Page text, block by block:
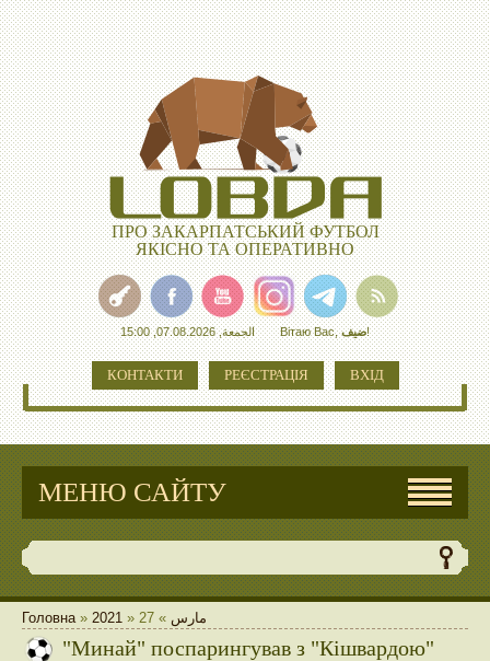
ПРО ЗАКАРПАТСЬКИЙ ФУТБОЛ
ЯКІСНО ТА ОПЕРАТИВНО
الجمعة, 07.08.2026, 15:00 Вітаю Вас,ضيف!
КОНТАКТИ РЕЄСТРАЦІЯ ВХІД
МЕНЮ САЙТУ
Головна» 2021 » مارس »
27
"Минай" поспарингував з "Кішвардою"